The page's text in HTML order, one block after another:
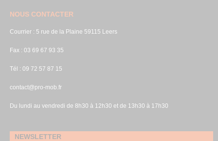
NOUS CONTACTER
Courrier : 5 rue de la Plaine 59115 Leers
Fax : 03 69 67 93 35
Tél : 09 72 57 87 15
contact@pro-mob.fr
Du lundi au vendredi de 8h30 à 12h30 et de 13h30 à 17h30
NEWSLETTER